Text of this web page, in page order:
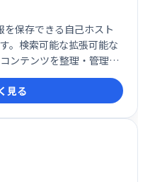
保存できる自己ホスト
。検索可能な拡張可能な
ンテンツを整理・管理で
の蓄積と活用を促進する
見る